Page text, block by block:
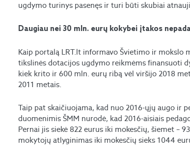
ugdymo turinys pasenęs ir turi būti skubiai
Daugiau nei 30 mln. eurų kokybei įtakos
Kaip portalą LRT.lt informavo Švietimo ir mokslo
tikslinės dotacijos ugdymo reikmėms finansuoti
kiek krito ir 600 mln. eurų ribą vėl viršijo 2018
2011 metais.
Taip pat skaičiuojama, kad nuo 2016-ųjų augo ir
duomenimis ŠMM nurodė, kad 2016-aisiais
Pernai jis siekė 822 eurus iki mokesčių, šiemet –
mokytojų atlyginimas iki mokesčių sieks 1044